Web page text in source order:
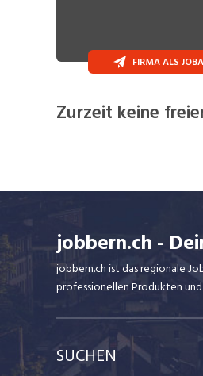
FIRMA ALS
Zurzeit keine
jobbern.ch -
jobbern.ch ist das regionale
professionellen Produkten
SUCHEN